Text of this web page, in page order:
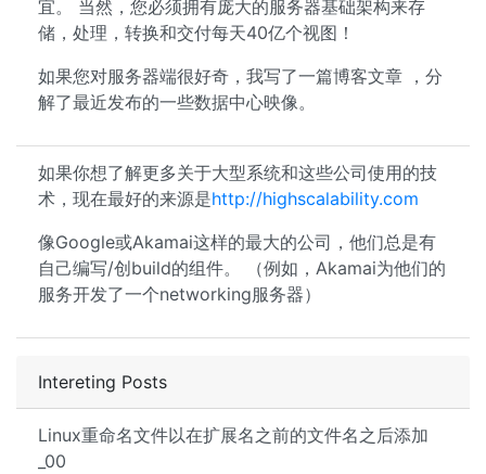
Intereting Posts
Linux重命名文件以在扩展名之前的文件名之后添加
_00
宜。 当然，您必须拥有庞大的服务器基础架构来存
储，处理，转换和交付每天40亿个视图！
如果您对服务器端很好奇，我写了一篇博客文章 ，分
解了最近发布的一些数据中心映像。
如果你想了解更多关于大型系统和这些公司使用的技
术，现在最好的来源是http://highscalability.com
像Google或Akamai这样的最大的公司，他们总是有
自己编写/创build的组件。 （例如，Akamai为他们的
服务开发了一个networking服务器）